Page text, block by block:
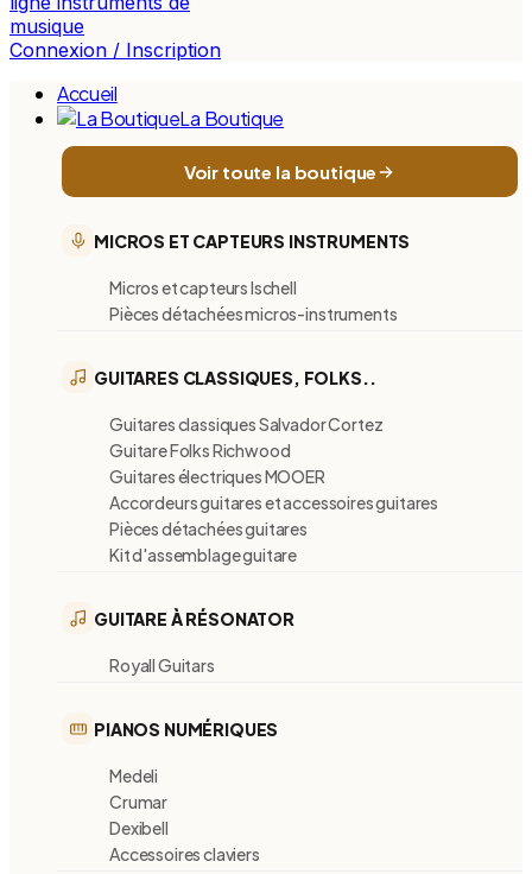
Connexion / Inscription
Accueil
La Boutique
Voir toute la boutique
MICROS ET CAPTEURS INSTRUMENTS
Micros et capteurs Ischell
Pièces détachées micros-instruments
GUITARES CLASSIQUES, FOLKS..
Guitares classiques Salvador Cortez
Guitare Folks Richwood
Guitares électriques MOOER
Accordeurs guitares et accessoires guitares
Pièces détachées guitares
Kit d'assemblage guitare
GUITARE À RÉSONATOR
Royall Guitars
PIANOS NUMÉRIQUES
Medeli
Crumar
Dexibell
Accessoires claviers